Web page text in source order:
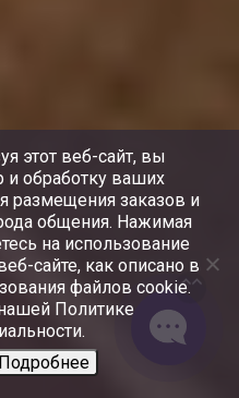
этот веб-сайт, вы
и обработку ваших
размещения заказов и
общения. Нажимая
на использование
сайте, как описано в
файлов cookie.
Политике
Подробнее